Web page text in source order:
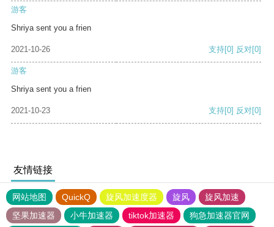
游客
Shriya sent you a frien
2021-10-26 支持[0] 反对[0]
游客
Shriya sent you a frien
2021-10-23 支持[0] 反对[0]
友情链接
网站地图 QuickQ 旋风加速度器 旋风
旋风加速
坚果加速器
小牛加速器 tiktok加速器
狗急加速器官网